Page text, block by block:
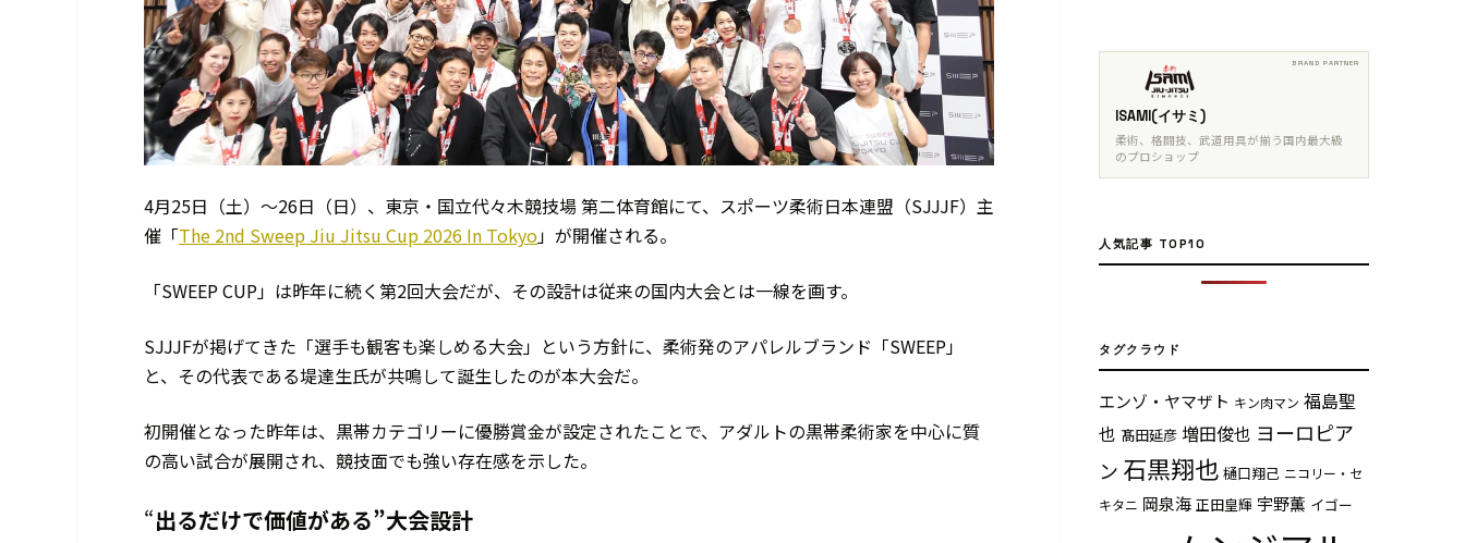
4月25日（土）〜26日（日）、東京・国立代々木競技場 第二体育館にて、スポーツ柔術日本連盟（SJJJF）主
催「The 2nd Sweep Jiu Jitsu Cup 2026 In Tokyo」が開催される。
「SWEEP CUP」は昨年に続く第2回大会だが、その設計は従来の国内大会とは一線を画す。
SJJJFが掲げてきた「選手も観客も楽しめる大会」という方針に、柔術発のアパレルブランド「SWEEP」
と、その代表である堤達生氏が共鳴して誕生したのが本大会だ。
初開催となった昨年は、黒帯カテゴリーに優勝賞金が設定されたことで、アダルトの黒帯柔術家を中心に質
の高い試合が展開され、競技面でも強い存在感を示した。
“出るだけで価値がある”大会設計
ISAMI(イサミ)
柔術、格闘技、武道用具が揃う国内最大級
のプロショップ
人気記事 TOP10
タグクラウド
エンゾ・ヤマザト キン肉マン 福島聖
也 髙田延彦 増田俊也 ヨーロピア
ン 石黒翔也 樋口翔己 ニコリー・セ
キタニ 岡泉海 正田皇輝 宇野薫 イゴー